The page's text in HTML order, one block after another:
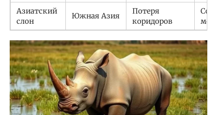
Азиатский
слон
Южная Азия
Потеря
коридоров